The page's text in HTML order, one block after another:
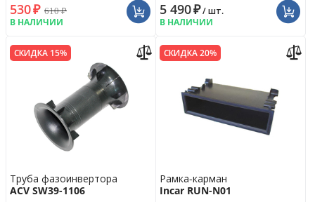
530₽ 610₽
В НАЛИЧИИ
5 490₽/ шт.
В НАЛИЧИИ
СКИДКА 15%
Труба фазоинвертора
ACV SW39-1106
СКИДКА 20%
Рамка-карман
Incar RUN-N01